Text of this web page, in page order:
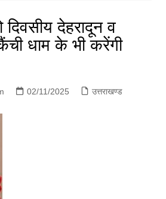
दिवसीय देहरादून व
धाम के भी करेंगी
02/11/2025 उत्तराखण्ड